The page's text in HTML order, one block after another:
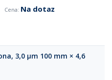
Na dotaz
3,0 µm 100 mm × 4,6